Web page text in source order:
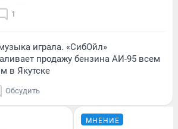
1
играла. «СибОйл»
продажу бензина АИ-95 всем
в Якутске
Обсудить
МНЕНИЕ